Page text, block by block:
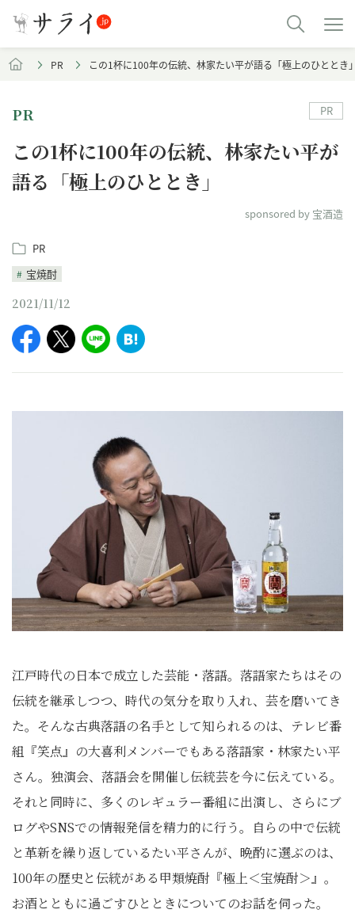
PR この1杯に100年の伝統、林家たい平が語る「極上のひととき
PR
この1杯に100年の伝統、林家たい平が
語る「極上のひととき」
sponsored by 宝酒造
PR
宝焼酎
2021/11/12
PR
江戸時代の日本で成立した芸能・落語。落語家たちはその
伝統を継承しつつ、時代の気分を取り入れ、芸を磨いてき
た。そんな古典落語の名手として知られるのは、テレビ番
組『笑点』の大喜利メンバーでもある落語家・林家たい平
さん。独演会、落語会を開催し伝統芸を今に伝えている。
それと同時に、多くのレギュラー番組に出演し、さらにブ
ログやSNSでの情報発信を精力的に行う。自らの中で伝統
と革新を繰り返しているたい平さんが、晩酌に選ぶのは、
100年の歴史と伝統がある甲類焼酎『極上＜宝焼酎＞』。
お酒とともに過ごすひとときについてのお話を伺った。